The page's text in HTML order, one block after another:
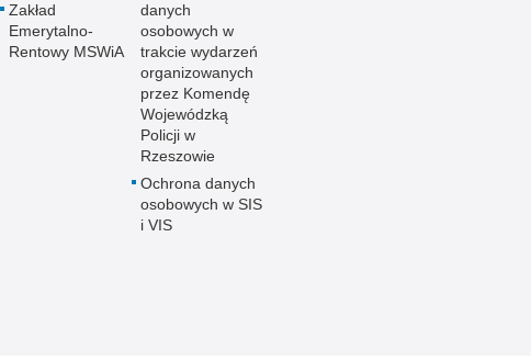
Zakład
Emerytalno-
Rentowy MSWiA
danych
osobowych w
trakcie wydarzeń
organizowanych
przez Komendę
Wojewódzką
Policji w
Rzeszowie
Ochrona danych
osobowych w SIS
i VIS